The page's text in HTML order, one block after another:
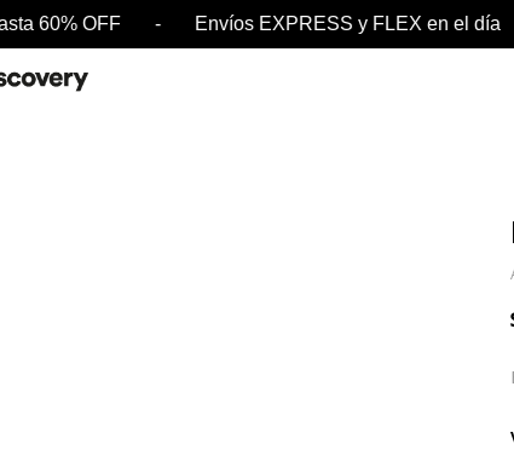
OFF - Envíos EXPRESS y FLEX en el